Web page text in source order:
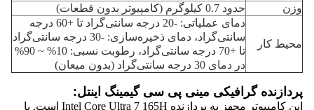
وزن
حدود 0.7 کیلوگرم (کامپیوتر بدون قطعات)
محیط کار
دمای عملیاتی: -20 درجه سانتی‌گراد تا +60 درجه
سانتی‌گراد، دمای ذخیره‌سازی: -30 درجه سانتی‌گراد
تا +70 درجه سانتی‌گراد، رطوبت نسبی: 10% ~ 90%
در دمای 30 درجه سانتی‌گراد (بدون میعان)
پردازنده گرافیکی مینی پی سی گیمینگ اینتل:
این کامپیوتر مجهز به پردازنده Intel Core Ultra 7 165H است. با